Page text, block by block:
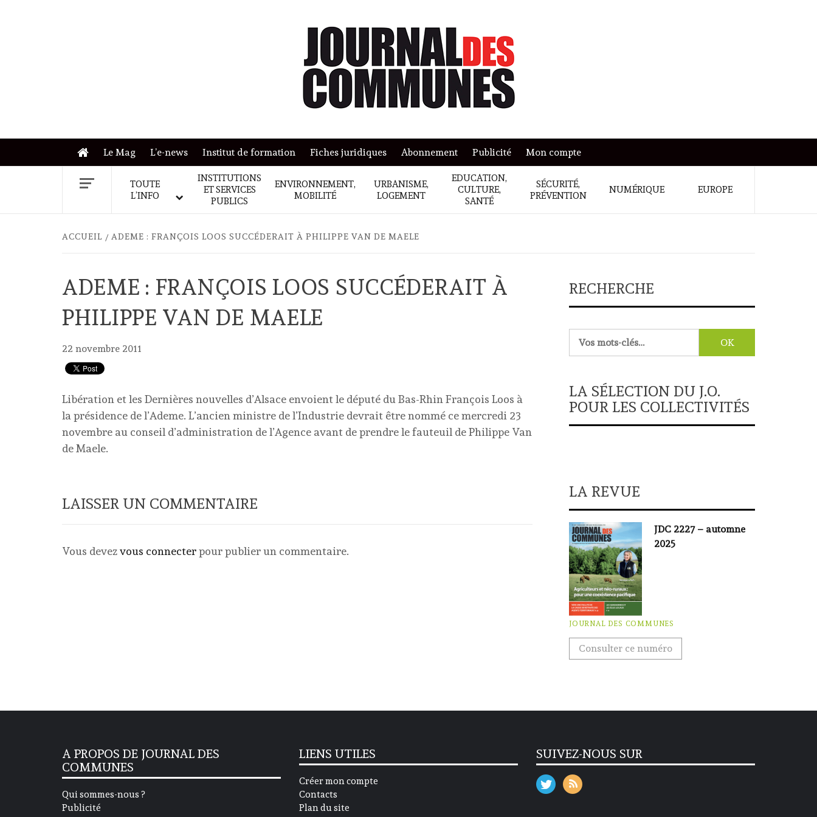
Le Mag L’e-news Institut de formation Fiches juridiques Abonnement Publicité Mon compte
TOUTE
L’INFO
INSTITUTIONS
ET SERVICES
PUBLICS
ENVIRONNEMENT,
MOBILITÉ
URBANISME,
LOGEMENT
EDUCATION,
CULTURE,
SANTÉ
SÉCURITÉ,
PRÉVENTION
NUMÉRIQUE EUROPE
ACCUEIL ADEME : FRANÇOIS LOOS SUCCÉDERAIT À PHILIPPE VAN DE MAELE
ADEME : FRANÇOIS LOOS SUCCÉDERAIT À
PHILIPPE VAN DE MAELE
22 novembre 2011
Libération et les Dernières nouvelles d’Alsace envoient le député du Bas-Rhin François Loos à
la présidence de l’Ademe. L’ancien ministre de l’Industrie devrait être nommé ce mercredi 23
novembre au conseil d’administration de l’Agence avant de prendre le fauteuil de Philippe Van
de Maele.
LAISSER UN COMMENTAIRE
Vous devezvous connecterpour publier un commentaire.
RECHERCHE
LA SÉLECTION DU J.O.
POUR LES COLLECTIVITÉS
LA REVUE
JDC 2227 – automne
2025
JOURNAL DES COMMUNES
Consulter ce numéro
A PROPOS DE JOURNAL DES
COMMUNES
Qui sommes-nous ?
Publicité
LIENS UTILES
Créer mon compte
Contacts
Plan du site
SUIVEZ-NOUS SUR